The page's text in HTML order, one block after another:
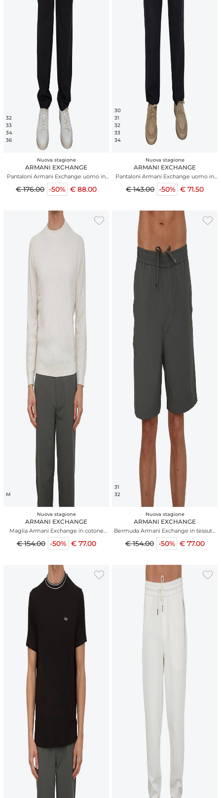
32
33
34
36
Nuova stagione
ARMANI EXCHANGE
Pantaloni Armani Exchange uomo in
viscosa e lana blu
€ 176.00 -50% € 88.00
30
31
32
33
34
Nuova stagione
ARMANI EXCHANGE
Pantaloni Armani Exchange uomo in
cotone blu
€ 143.00 -50% € 71.50
M
Nuova stagione
ARMANI EXCHANGE
Maglia Armani Exchange in cotone
panna lavorato all over
€ 154.00 -50% € 77.00
31
32
Nuova stagione
ARMANI EXCHANGE
Bermuda Armani Exchange in tessuto
verde
€ 154.00 -50% € 77.00